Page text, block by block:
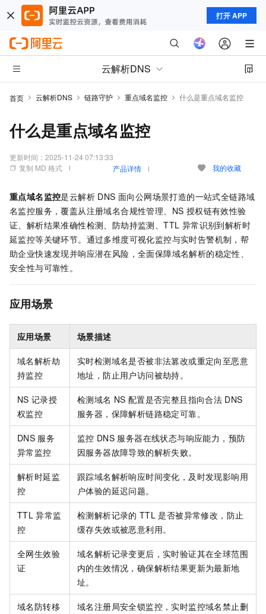
打开 APP
云解析DNS
首页 云解析DNS 链路守护 重点域名监控 什么是重点域名监控
什么是重点域名监控
更新时间： 2025-11-24 07:13:33
复制 MD 格式
产品详情 我的收藏
重点域名监控是云解析 DNS 面向公网场景打造的一站式全链路域
名监控服务，覆盖从注册域名合规性管理、NS 授权链有效性验
证、解析结果准确性检测、防劫持监测、TTL 异常识别到解析时
延监控等关键环节。通过多维度可视化监控与实时告警机制，帮
助企业快速发现并响应潜在风险，全面保障域名解析的稳定性、
安全性与可靠性。
应用场景
应用场景 场景描述
域名解析劫
持监控
实时检测域名是否被非法篡改或重定向至恶意
地址，防止用户访问被劫持。
NS 记录授
权监控
检测域名 NS 配置是否完整且指向合法 DNS
服务器，保障解析链路稳定可靠。
DNS 服务
异常监控
监控 DNS 服务器在线状态与响应能力，预防
因服务器故障导致的解析失败。
解析时延监
控
跟踪域名解析响应时间变化，及时发现影响用
户体验的延迟问题。
TTL 异常监
控
检测解析记录的 TTL 是否被异常修改，防止
缓存失效或被恶意利用。
全网生效验
证
域名解析记录变更后，实时验证其在全球范围
内的生效情况，确保解析结果更新为最新地
址。
域名防转移
域名注册局安全锁监控，实时监控域名禁止删